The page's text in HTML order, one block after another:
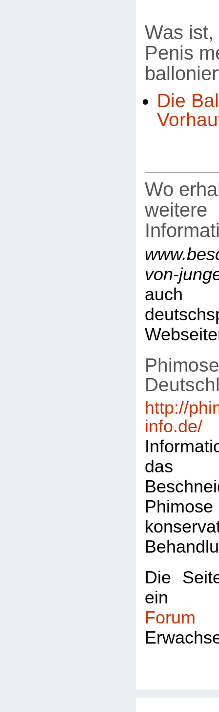
Was
Penis
Die
Wo
weitere
von-
auch
http://
info.de/
das
Die
Forum